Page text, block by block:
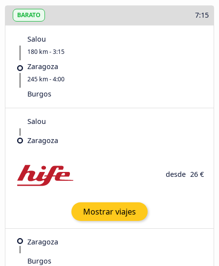
BARATO 7:15
Salou
180 km - 3:15
Zaragoza
245 km - 4:00
Burgos
Salou
Zaragoza
desde 26 €
Mostrar viajes
Zaragoza
Burgos